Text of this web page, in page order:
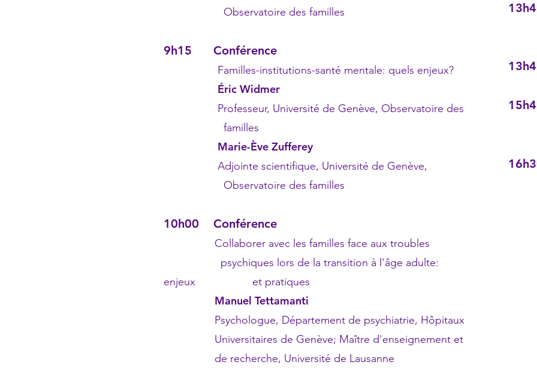
Observatoire des familles
9h15 Conférence
Familles-institutions-santé mentale: quels enjeux?
Éric Widmer
Professeur, Université de Genève, Observatoire des
familles
Marie-Ève Zufferey
Adjointe scientifique, Université de Genève,
Observatoire des familles
10h00 Conférence
Collaborer avec les familles face aux troubles
psychiques lors de la transition à l'âge adulte:
enjeux et pratiques
Manuel Tettamanti
Psychologue, Département de psychiatrie, Hôpitaux
Universitaires de Genève; Maître d'enseignement et
de recherche, Université de Lausanne